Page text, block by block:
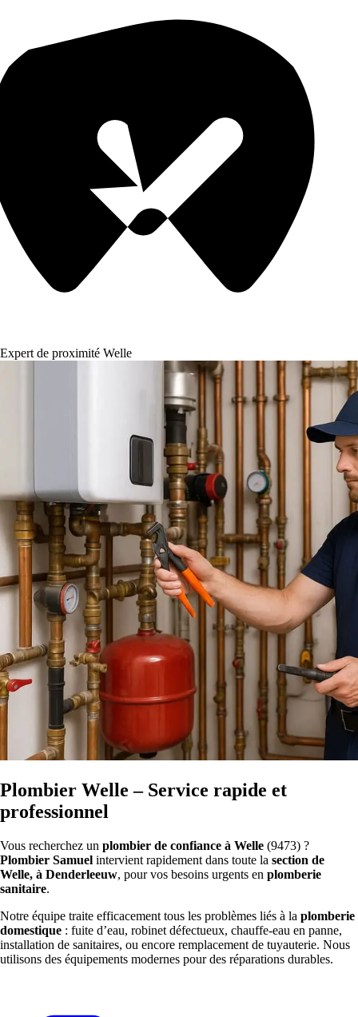
Expert de proximité Welle
Plombier Welle – Service rapide et
professionnel
Vous recherchez un plombier de confiance à Welle (9473) ?
Plombier Samuel intervient rapidement dans toute la section de
Welle, à Denderleeuw, pour vos besoins urgents en plomberie
sanitaire.
Notre équipe traite efficacement tous les problèmes liés à la plomberie
domestique : fuite d’eau, robinet défectueux, chauffe-eau en panne,
installation de sanitaires, ou encore remplacement de tuyauterie. Nous
utilisons des équipements modernes pour des réparations durables.